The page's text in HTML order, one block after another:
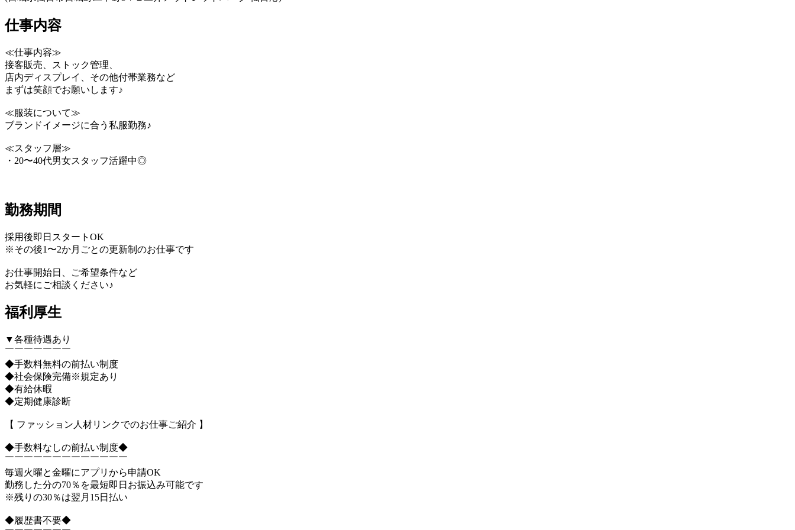
仕事内容
≪仕事内容≫
接客販売、ストック管理、
店内ディスプレイ、その他付帯業務など
まずは笑顔でお願いします♪
≪服装について≫
ブランドイメージに合う私服勤務♪
≪スタッフ層≫
・20〜40代男女スタッフ活躍中◎
勤務期間
採用後即日スタートOK
※その後1〜2か月ごとの更新制のお仕事です
お仕事開始日、ご希望条件など
お気軽にご相談ください♪
福利厚生
▼各種待遇あり
￣￣￣￣￣￣￣
◆手数料無料の前払い制度
◆社会保険完備※規定あり
◆有給休暇
◆定期健康診断
【 ファッション人材リンクでのお仕事ご紹介 】
◆手数料なしの前払い制度◆
￣￣￣￣￣￣￣￣￣￣￣￣￣
毎週火曜と金曜にアプリから申請OK
勤務した分の70％を最短即日お振込み可能です
※残りの30％は翌月15日払い
◆履歴書不要◆